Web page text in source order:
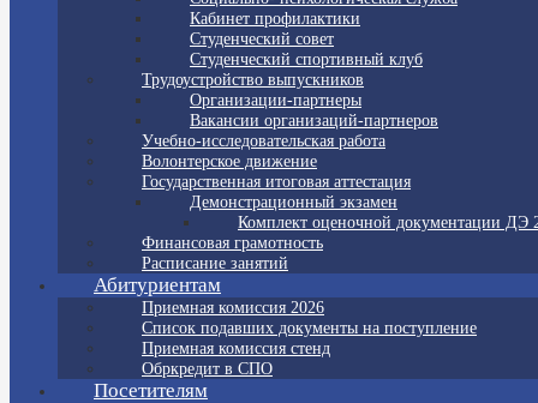
Кабинет профилактики
Студенческий совет
Студенческий спортивный клуб
Трудоустройство выпускников
Организации-партнеры
Вакансии организаций-партнеров
Учебно-исследовательская работа
Волонтерское движение
Государственная итоговая аттестация
Демонстрационный экзамен
Комплект оценочной документации ДЭ
Финансовая грамотность
Расписание занятий
Абитуриентам
Приемная комиссия 2026
Список подавших документы на поступление
Приемная комиссия стенд
Обркредит в СПО
Посетителям